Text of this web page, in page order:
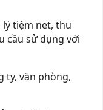
tiệm net, thu
cầu sử dụng với
ty, văn phòng,